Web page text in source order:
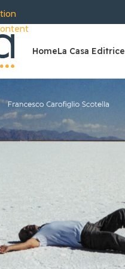
HomeLa Casa Editrice